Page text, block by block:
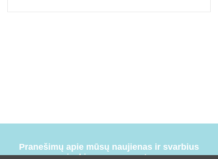
Pranešimų apie mūsų naujienas ir svarbius
įvykius prenumerata